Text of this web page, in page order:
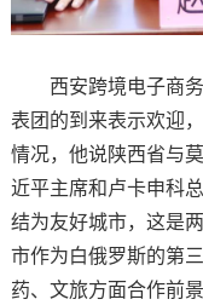
西安跨境电子商务
表团的到来表示欢迎
情况，他说陕西省与
近平主席和卢卡申科
结为友好城市，这是
市作为白俄罗斯的第
药、文旅方面合作前